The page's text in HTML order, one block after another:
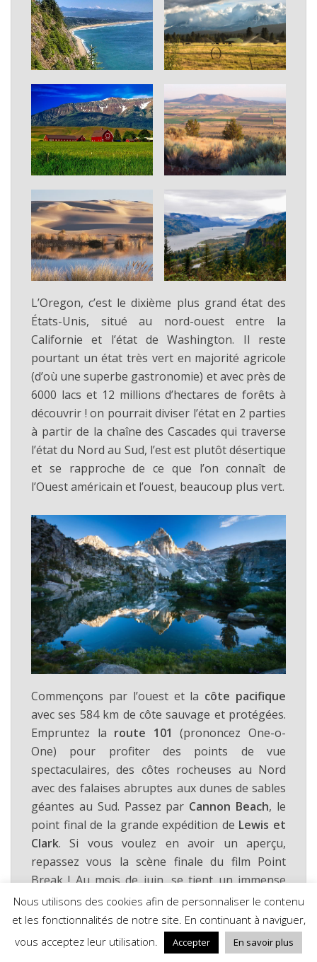
L’Oregon, c’est le dixième plus grand état des
États-Unis, situé au nord-ouest entre la
Californie et l’état de Washington. Il reste
pourtant un état très vert en majorité agricole
(d’où une superbe gastronomie) et avec près de
6000 lacs et 12 millions d’hectares de forêts à
découvrir ! on pourrait diviser l’état en 2 parties
à partir de la chaîne des Cascades qui traverse
l’état du Nord au Sud, l’est est plutôt désertique
et se rapproche de ce que l’on connaît de
l’Ouest américain et l’ouest, beaucoup plus vert.
Commençons par l’ouest et la côte pacifique
avec ses 584 km de côte sauvage et protégées.
Empruntez la route 101 (prononcez One-o-
One) pour profiter des points de vue
spectaculaires, des côtes rocheuses au Nord
avec des falaises abruptes aux dunes de sables
géantes au Sud. Passez par Cannon Beach, le
point final de la grande expédition de Lewis et
Clark. Si vous voulez en avoir un aperçu,
repassez vous la scène finale du film Point
Break ! Au mois de juin, se tient un immense
concours de château de sable. Sur la côte, il y a
plein de choses à faire :visite de phares
(Yaquina Head, Heceta Head),croisière
d’observation des baleines ou des lions de
Nous utilisons des cookies afin de personnaliser le contenu
et les fonctionnalités de notre site. En continuant à naviguer,
vous acceptez leur utilisation.
Accepter En savoir plus